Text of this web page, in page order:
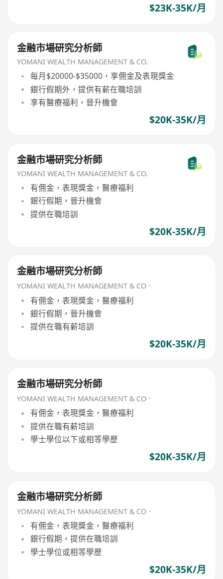
$23K-35K/月
金融市場研究分析師
YOMANI WEALTH MANAGEMENT & CO.
每月$20000-$35000，享佣金及表現獎金
銀行假期外，提供有薪在職培訓
享有醫療福利，晉升機會
$20K-35K/月
金融市場研究分析師
YOMANI WEALTH MANAGEMENT & CO.
有佣金，表現獎金，醫療福利
銀行假期，晉升機會
提供在職培訓
$20K-35K/月
金融市場研究分析師
YOMANI WEALTH MANAGEMENT & CO．
有佣金，表現獎金，醫療福利
銀行假期，晉升機會
提供在職有薪培訓
$20K-35K/月
金融市場研究分析師
YOMANI WEALTH MANAGEMENT & CO．
有佣金，表現獎金，醫療福利
提供在職有薪培訓
學士學位以下或相等學歷
$20K-35K/月
金融市場研究分析師
YOMANI WEALTH MANAGEMENT & CO．
有佣金，表現獎金，醫療福利
銀行假期，提供在職培訓
學士學位或相等學歷
$20K-35K/月